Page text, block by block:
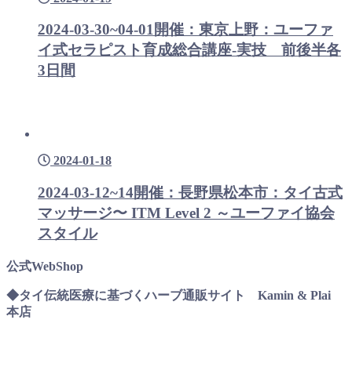
2024-03-30~04-01開催：東京上野：ユーファ
イ式セラピスト育成総合講座-実技 前後半各
3日間
2024-01-18
2024-03-12~14開催：長野県松本市：タイ古式
マッサージ〜 ITM Level 2 ～ユーファイ協会
スタイル
公式WebShop
◆タイ伝統医療に基づくハーブ通販サイト Kamin & Plai
本店